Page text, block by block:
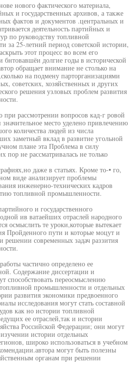
нового фактического материала,
и государственных архивов, а также
фактов и документов .центральных и
деятельность партийных и
по руководству топливной
за 25-летний период советской истории,
этот процесс во всем его
бнтовавшёи долгие годы в исторической
обращает внимание не столько на
на подмену парторганизациями
советских, хозяйственных и других
решения узловых проблем развития
при рассмотрении вопросов кад-г ровой
место уделено привлечению
количества людей из числа
заметный вклад в развитие угольной
плане эта Проблема в силу
пор не рассматривалась не только
даже в статьях. Кроме то-• го,
виде анализирует проблемы
инженерно-технических кадров
топливной промышленности.
и государственного
ив ватаейших отраслей народного
осмыслить те уроки,которые вытекает
Пройденного пути и которые моцут и
решении современных задач раззития
частично определено ее
Содержание диссертации и
способствовать переосмыслению
промышленности и отдельных
развития экономики предвоенного
исследования могут стать составной
как но истории топливной
ее отраслей,так и истории
Российской Федерации; они могут
истории отдельных
широко использоваться в учебном
могут быть полезны
органам при решении